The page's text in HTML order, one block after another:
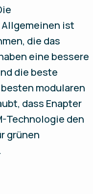
ist
die das
eine bessere
die beste
modularen
dass Enapter
Technologie den
grünen